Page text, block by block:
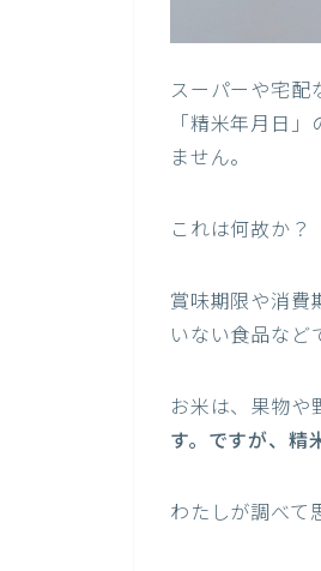
スーパーや宅配
「精米年月日
ません。
これは何故か？
賞味期限や消費
いない食品など
お米は、果物や
す。ですが、精
わたしが調べて